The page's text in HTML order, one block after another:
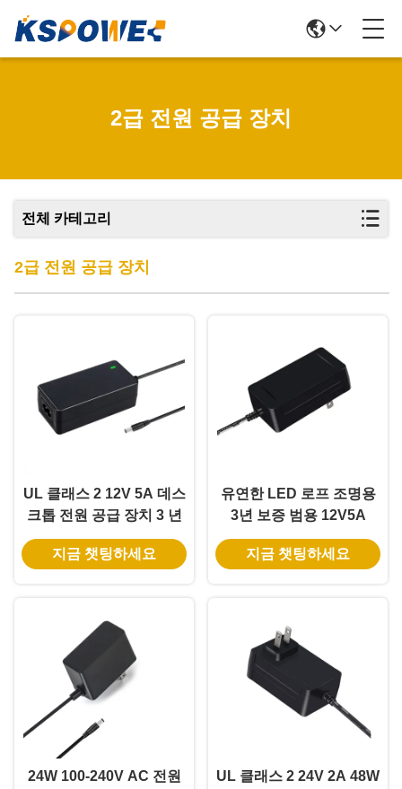
2급 전원 공급 장치
전체 카테고리
2급 전원 공급 장치
UL 클래스 2 12V 5A 데스
크톱 전원 공급 장치 3 년
보증 및 DOE VI 준수
지금 챗팅하세요
유연한 LED 로프 조명용
3년 보증 범용 12V5A
60W 전원 어댑터
지금 챗팅하세요
24W 100-240V AC 전원
UL 클래스 2 24V 2A 48W